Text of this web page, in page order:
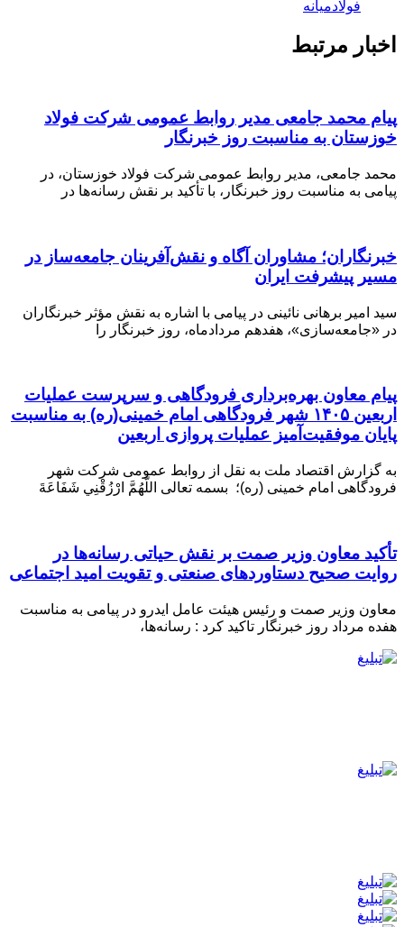
فولادمیانه
اخبار مرتبط
پیام محمد جامعی مدیر روابط عمومی شرکت فولاد
خوزستان به مناسبت روز خبرنگار
محمد جامعی، مدیر روابط عمومی شرکت فولاد خوزستان، در
پیامی به مناسبت روز خبرنگار، با تأکید بر نقش رسانه‌ها در
خبرنگاران؛ مشاوران آگاه و نقش‌آفرینان جامعه‌ساز در
مسیر پیشرفت ایران
سید امیر برهانی نائینی در پیامی با اشاره به نقش مؤثر خبرنگاران
در «جامعه‌سازی»، هفدهم مردادماه، روز خبرنگار را
️پیام معاون بهره‌برداری فرودگاهی و سرپرست عملیات
اربعین ۱۴۰۵ شهر فرودگاهی امام خمینی(ره) به مناسبت
پایان موفقیت‌آمیز عملیات پروازی اربعین
به گزارش اقتصاد ملت به نقل از روابط عمومی شرکت شهر
فرودگاهی امام خمینی (ره)؛ بسمه تعالی اللَّهُمَّ ارْزُقْنِي شَفَاعَةَ
تأکید معاون وزیر صمت بر نقش حیاتی رسانه‌ها در
روایت صحیح دستاوردهای صنعتی و تقویت امید اجتماعی
معاون وزیر صمت و رئیس هیئت عامل ایدرو در پیامی به مناسبت
هفده مرداد روز خبرنگار تاکید کرد : رسانه‌ها،